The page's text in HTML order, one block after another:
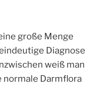
große Menge
Diagnose
weiß man
normale Darmflora